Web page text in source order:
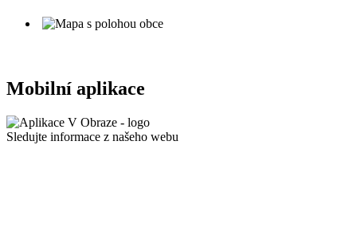
Mobilní aplikace
Sledujte informace z našeho webu